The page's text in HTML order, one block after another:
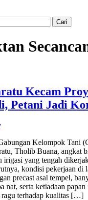
Kecam
Petani Jadi
Kelompok Tani
Tholib Buana, angkat
irigasi yang tengah
kondisi pekerjaan di
precast asal tempel,
nat, serta ketiadaan
ragu terhadap kualitas […]